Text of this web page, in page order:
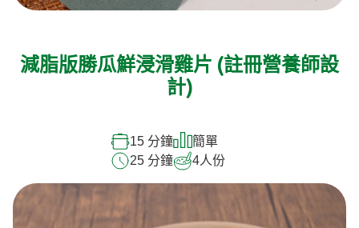
減脂版勝瓜鮮浸滑雞片 (註冊營養師設
計)
15 分鐘
簡單
25 分鐘
4人份